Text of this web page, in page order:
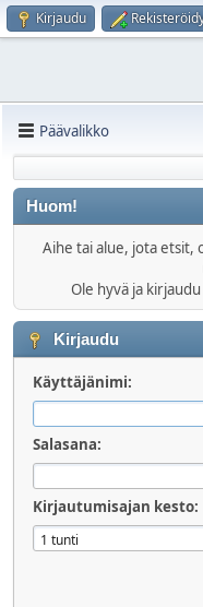
Kirjaudu
Päävalikko
Huom!
Aihe tai alue, jota etsit,
Ole hyvä ja
Kirjaudu
Käyttäjänimi:
Salasana:
Kirjautumisajan kesto: